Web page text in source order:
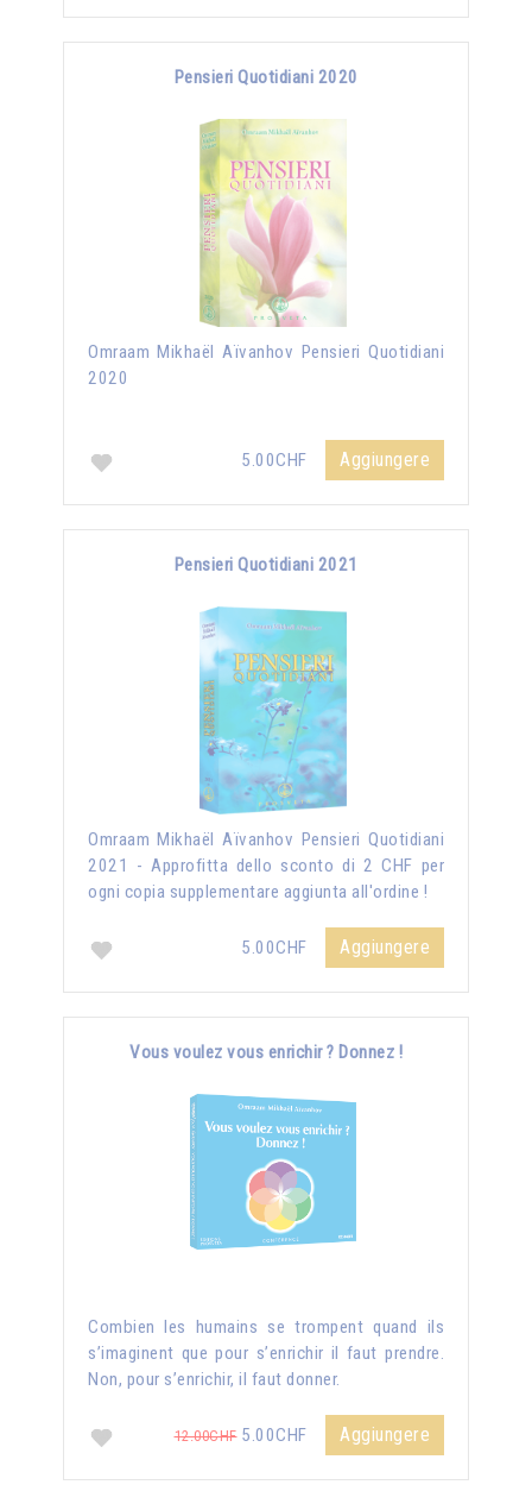
Pensieri Quotidiani 2020
Omraam Mikhaël Aïvanhov Pensieri Quotidiani
2020
5.00CHF Aggiungere
Pensieri Quotidiani 2021
Omraam Mikhaël Aïvanhov Pensieri Quotidiani
2021 - Approfitta dello sconto di 2 CHF per
ogni copia supplementare aggiunta all'ordine !
5.00CHF Aggiungere
Vous voulez vous enrichir ? Donnez !
Combien les humains se trompent quand ils
s’imaginent que pour s’enrichir il faut prendre.
Non, pour s’enrichir, il faut donner.
12.00CHF5.00CHF Aggiungere